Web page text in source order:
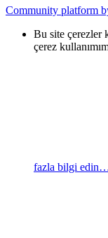
Community platform
Bu site çerezler
çerez
fazla bilgi